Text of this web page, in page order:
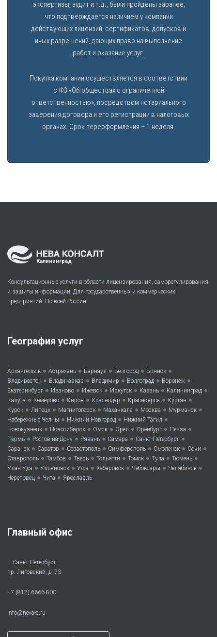
экспертизы, аудит и т.д., были пройдены заранее,
что подтверждается наличием у компании
действующих лицензий, сертификатов, допусков и
иных разрешений, дающих право на выполнение
работ и оказание услуг.
Покупка компании осуществляется в соответствии
с ФЗ «Об обществах с ограниченной
ответственностью», посредством нотариального
заверения договора и его регистрации в налоговых
органах. Срок переоформления – 1 неделя.
Калининград
Консультационные услуги в области лицензирования, саморегулирования
и защиты информации. Для государственных и коммерческих
предприятий. По всей России.
География услуг
Архангельск • Астрахань • Барнаул • Белгород • Брянск •
Владивосток • Владикавказ • Владимир • Волгоград • Воронеж •
Екатеринбург • Иваново • Ижевск • Иркутск • Казань • Калининград •
Калуга • Кемерово • Киров • Краснодар • Красноярск • Курган •
Курск • Липецк • Магнитогорск • Махачкала • Москва • Мурманск •
Набережные Челны • Нижний Новгород • Нижний Тагил •
Новокузнецк • Новосибирск • Омск • Орел • Оренбург • Пенза •
Пермь • Ростов-на-Дону • Рязань • Самара • Санкт-Петербург •
Саранск • Саратов • Севастополь • Симферополь • Смоленск • Сочи •
Ставрополь • Тамбов • Тверь • Тольятти • Томск • Тула • Тюмень •
Улан-Удэ • Ульяновск • Уфа • Хабаровск • Чебоксары • Челябинск •
Череповец • Чита • Ярославль
Главный офис
г. Санкт-Петербург
пр. Лиговский, д. 73
+7 (812) 6666-800
info@neva-c.ru